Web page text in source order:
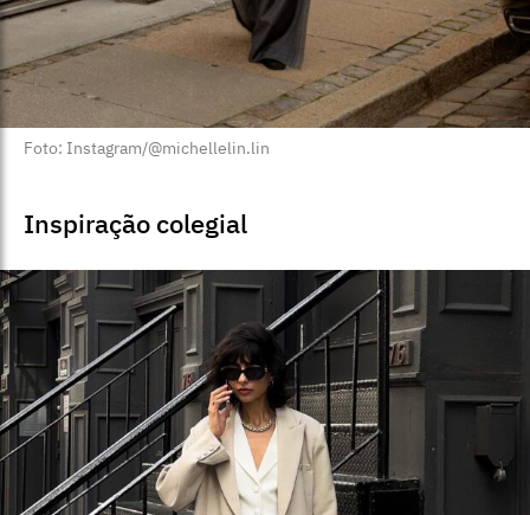
Foto: Instagram/@michellelin.lin
Inspiração colegial